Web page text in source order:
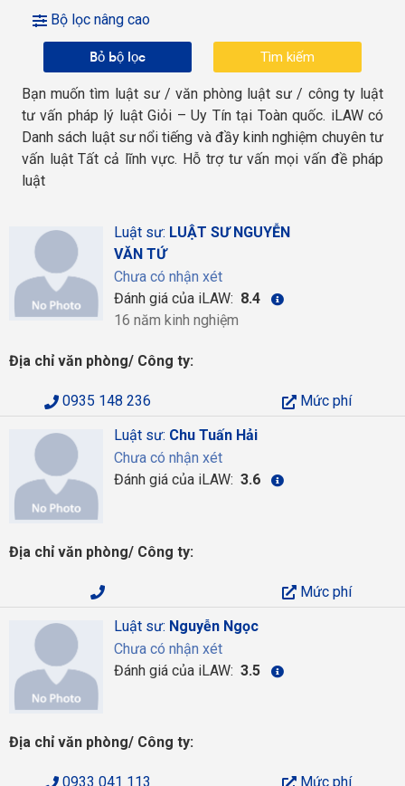
Bộ lọc nâng cao
Bỏ bộ lọc
Bạn muốn tìm luật sư / văn phòng luật sư / công ty luật
tư vấn pháp lý luật Giỏi – Uy Tín tại Toàn quốc. iLAW có
Danh sách luật sư nổi tiếng và đầy kinh nghiệm chuyên tư
vấn luật Tất cả lĩnh vực. Hỗ trợ tư vấn mọi vấn đề pháp
luật
Luật sư: LUẬT SƯ NGUYỄN
VĂN TỨ
Chưa có nhận xét
Đánh giá của iLAW: 8.4
16 năm kinh nghiệm
Địa chỉ văn phòng/ Công ty:
0935 148 236
Mức phí
Luật sư: Chu Tuấn Hải
Chưa có nhận xét
Đánh giá của iLAW: 3.6
Địa chỉ văn phòng/ Công ty:
Mức phí
Luật sư: Nguyễn Ngọc
Chưa có nhận xét
Đánh giá của iLAW: 3.5
Địa chỉ văn phòng/ Công ty:
0933 041 113 Mức phí